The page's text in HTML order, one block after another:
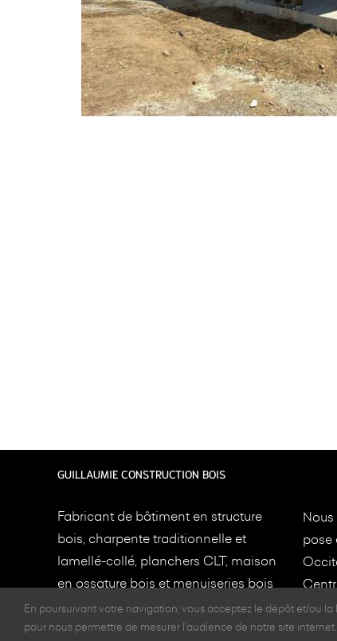
GUILLAUMIE CONSTRUCTION BOIS
Fabricant de bâtiment en structure
bois, charpente traditionnelle et
lamellé-collé, planchers CLT, maison
en ossature bois et menuiseries bois
depuis 1949 àLimogesetToulouse .
pose
en
En poursuivant votre navigation, vous acceptez le dépôt et/ou
pour nous permettre de mesurer l'audience de notre site internet.